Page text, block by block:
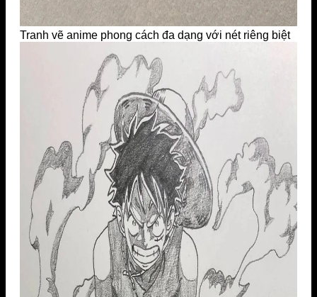
Tranh vẽ anime phong cách đa dạng với nét riêng biệt